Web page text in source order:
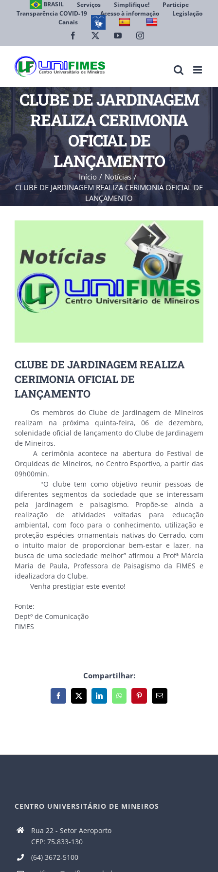
BRASIL Serviços Simplifique!
Participe
Transparência COVID-19
Acesso à informação
Legislação
Canais
Facebook YouTubeInstagram
CLUBE DE JARDINAGEM
REALIZA CERIMONIA
OFICIAL DE
LANÇAMENTO
Início
Notícias
CLUBE DE JARDINAGEM REALIZA CERIMONIA OFICIAL DE
LANÇAMENTO
CLUBE DE JARDINAGEM REALIZA
CERIMONIA OFICIAL DE
LANÇAMENTO
Os membros do Clube de Jardinagem de Mineiros
realizam na próxima quinta-feira, 06 de dezembro,
solenidade oficial de lançamento do Clube de Jardinagem
de Mineiros.
A cerimônia acontece na abertura do Festival de
Orquídeas de Mineiros, no Centro Esportivo, a partir das
09h00min.
"O clube tem como objetivo reunir pessoas de
diferentes segmentos da sociedade que se interessam
pela jardinagem e paisagismo. Propõe-se ainda a
realização de atividades voltadas para educação
ambiental, com foco para o conhecimento, utilização e
proteção espécies ornamentais nativas do Cerrado, com
o intuito maior de proporcionar bem-estar e lazer, na
busca de uma sociedade melhor” afirmou a Profª Márcia
Maria de Paula, Professora de Paisagismo da FIMES e
idealizadora do Clube.
Venha prestigiar este evento!
Fonte:
Deptº de Comunicação
FIMES
Compartilhar:
Facebook
X LinkedInWhatsAppPinterest
E-
mail
CENTRO UNIVERSITÁRIO DE MINEIROS
Rua 22 - Setor Aeroporto
CEP: 75.833-130
(64) 3672-5100